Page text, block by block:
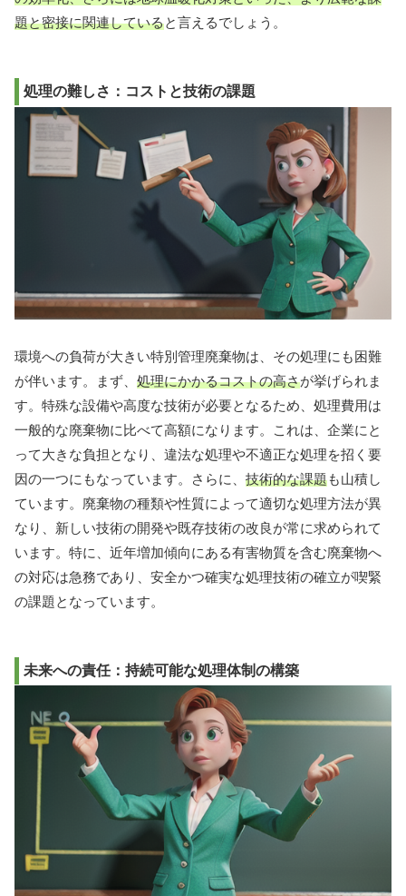
題と密接に関連していると言えるでしょう。
処理の難しさ：コストと技術の課題
環境への負荷が大きい特別管理廃棄物は、その処理にも困難
が伴います。まず、 処理にかかるコストの高さが挙げられま
す。特殊な設備や高度な技術が必要となるため、処理費用は
一般的な廃棄物に比べて高額になります。これは、企業にと
って大きな負担となり、違法な処理や不適正な処理を招く要
因の一つにもなっています。さらに、 技術的な課題も山積し
ています。廃棄物の種類や性質によって適切な処理方法が異
なり、新しい技術の開発や既存技術の改良が常に求められて
います。特に、近年増加傾向にある有害物質を含む廃棄物へ
の対応は急務であり、安全かつ確実な処理技術の確立が喫緊
の課題となっています。
未来への責任：持続可能な処理体制の構築